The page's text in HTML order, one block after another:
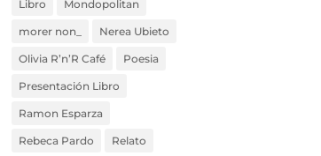
Libro Mondopolitan
morer non_ Nerea Ubieto
Olivia R’n’R Café Poesia
Presentación Libro
Ramon Esparza
Rebeca Pardo Relato